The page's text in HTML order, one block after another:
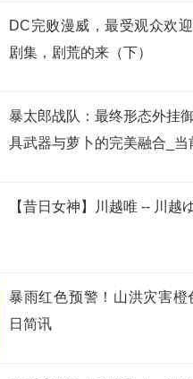
DC完败漫威，最受观众欢
剧集，剧荒的来（下）
暴太郎战队：最终形态外挂
具武器与萝卜的完美融合_当
【昔日女神】川越唯 -- 川越
暴雨红色预警！山洪灾害橙
日简讯